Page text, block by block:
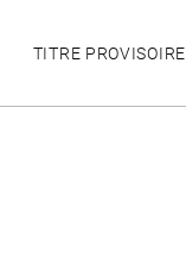
TITRE PROVISOIRE